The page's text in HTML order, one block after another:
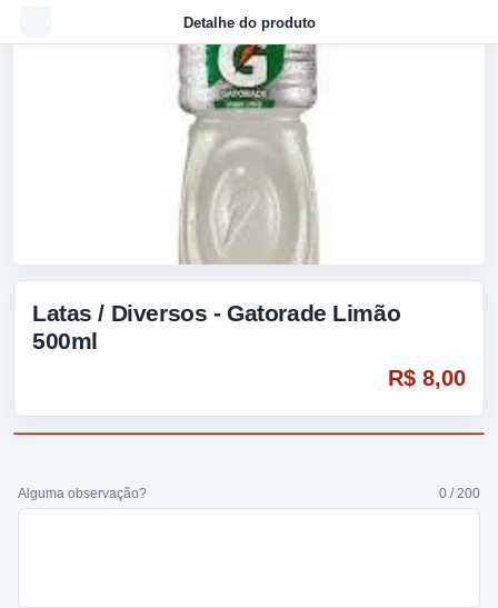
Detalhe do produto
Latas / Diversos - Gatorade Limão
500ml
R$ 8,00
Alguma observação? 0 / 200